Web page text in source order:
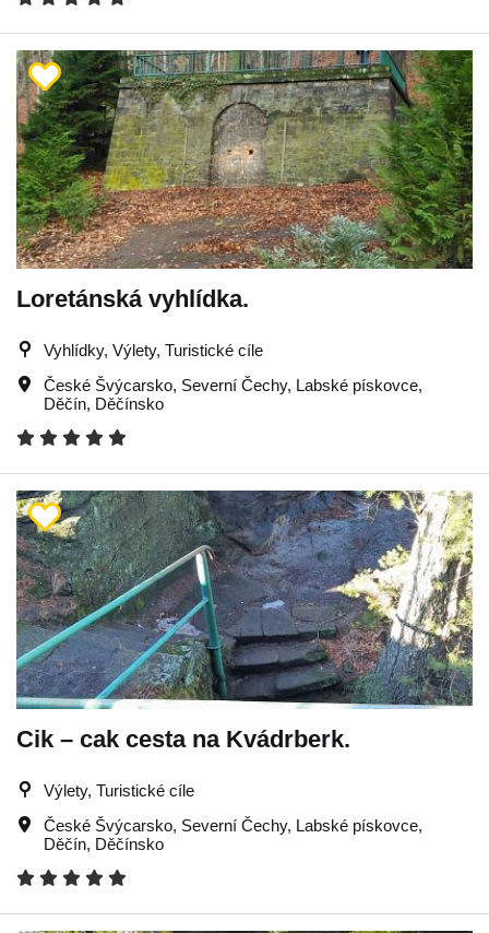
Loretánská vyhlídka.
Vyhlídky, Výlety, Turistické cíle
České Švýcarsko, Severní Čechy, Labské pískovce,
Děčín, Děčínsko
Cik – cak cesta na Kvádrberk.
Výlety, Turistické cíle
České Švýcarsko, Severní Čechy, Labské pískovce,
Děčín, Děčínsko